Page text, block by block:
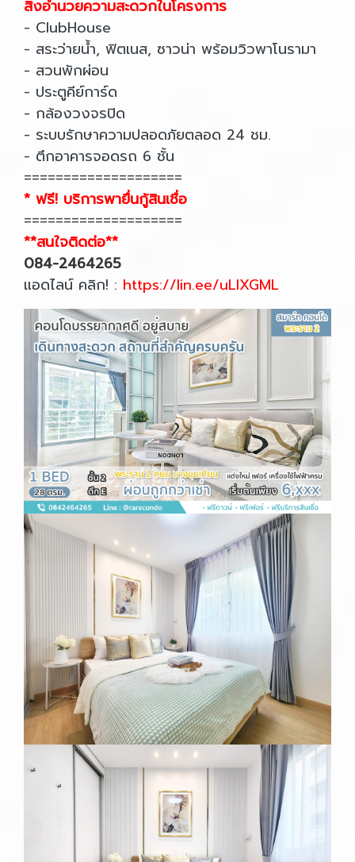
สิ่งอำนวยความสะดวกในโครงการ
- ClubHouse
- สระว่ายน้ำ, ฟิตเนส, ซาวน่า พร้อมวิวพาโนรามา
- สวนพักผ่อน
- ประตูคีย์การ์ด
- กล้องวงจรปิด
- ระบบรักษาความปลอดภัยตลอด 24 ชม.
- ตึกอาคารจอดรถ 6 ชั้น
====================
* ฟรี! บริการพายื่นกู้สินเชื่อ
====================
**สนใจติดต่อ**
084-2464265
แอดไลน์ คลิก! : https://lin.ee/uLIXGML